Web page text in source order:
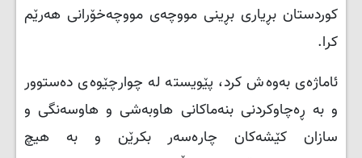
کوردستان بڕیاری بڕینی مووچەی مووچەخۆرانی هەرێم
کرا.
ئاماژەی بەوەش كرد، پێویستە لە چوارچێوەی دەستوور
و بە ڕەچاوکردنی بنەماکانی هاوبەشی و هاوسەنگی و
سازان کێشەکان چارەسەر بکرێن و بە هیچ